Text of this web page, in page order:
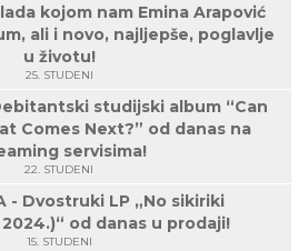
kojom nam Emina Arapović
ali i novo, najljepše, poglavlje
u životu!
25. STUDENI
studijski album “Can
Comes Next?” od danas na
servisima!
22. STUDENI
- Dvostruki LP „No sikiriki
od danas u prodaji!
15. STUDENI